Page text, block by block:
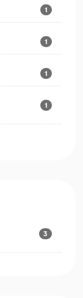
1
1
1
1
3